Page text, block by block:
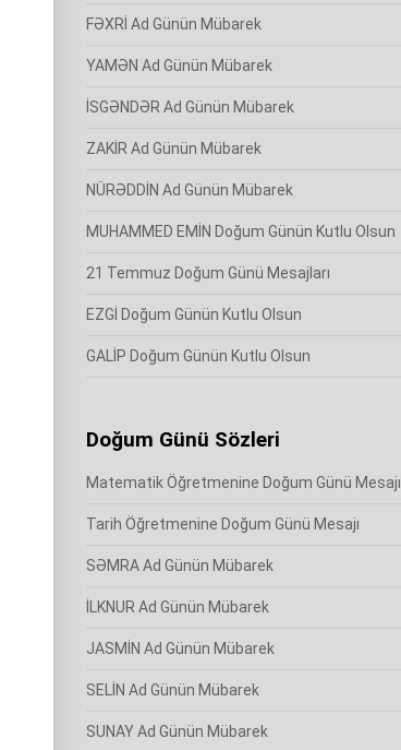
FƏXRİ Ad Günün Mübarek
YAMƏN Ad Günün Mübarek
İSGƏNDƏR Ad Günün Mübarek
ZAKİR Ad Günün Mübarek
NÜRƏDDİN Ad Günün Mübarek
MUHAMMED EMİN Doğum Günün Kutlu Olsun
21 Temmuz Doğum Günü Mesajları
EZGİ Doğum Günün Kutlu Olsun
GALİP Doğum Günün Kutlu Olsun
Doğum Günü Sözleri
Matematik Öğretmenine Doğum Günü Mesajı
Tarih Öğretmenine Doğum Günü Mesajı
SƏMRA Ad Günün Mübarek
İLKNUR Ad Günün Mübarek
JASMİN Ad Günün Mübarek
SELİN Ad Günün Mübarek
SUNAY Ad Günün Mübarek